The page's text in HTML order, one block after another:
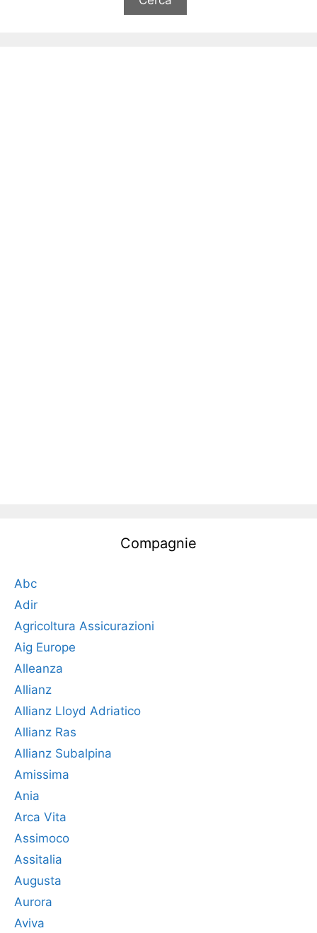
Compagnie
Abc
Adir
Agricoltura Assicurazioni
Aig Europe
Alleanza
Allianz
Allianz Lloyd Adriatico
Allianz Ras
Allianz Subalpina
Amissima
Ania
Arca Vita
Assimoco
Assitalia
Augusta
Aurora
Aviva